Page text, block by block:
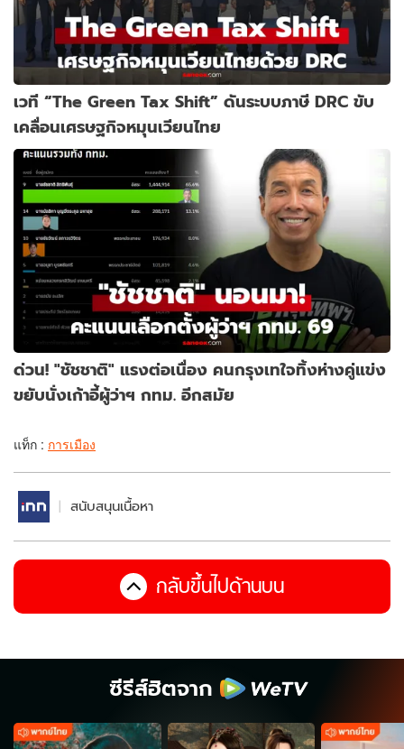
เวที “The Green Tax Shift” ดันระบบภาษี DRC ขับ
เคลื่อนเศรษฐกิจหมุนเวียนไทย
ด่วน! "ชัชชาติ" แรงต่อเนื่อง คนกรุงเทใจทิ้งห่างคู่แข่ง
ขยับนั่งเก้าอี้ผู้ว่าฯ กทม. อีกสมัย
แท็ก : การเมือง
สนับสนุนเนื้อหา
กลับขึ้นไปด้านบน
ซีรีส์ฮิตจาก